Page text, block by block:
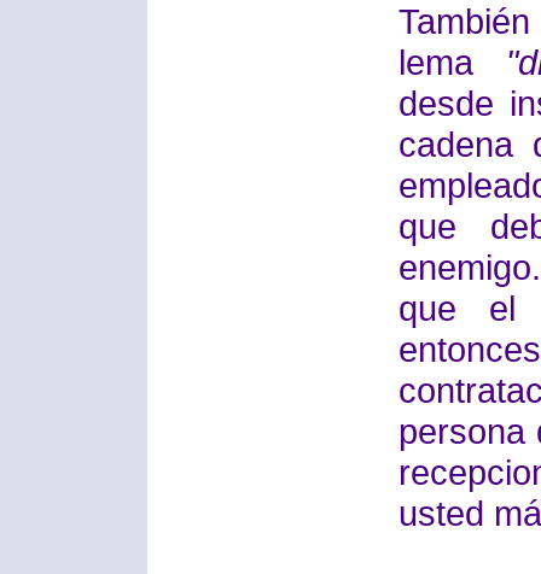
lema
desde
cadena
que
que el
persona
usted